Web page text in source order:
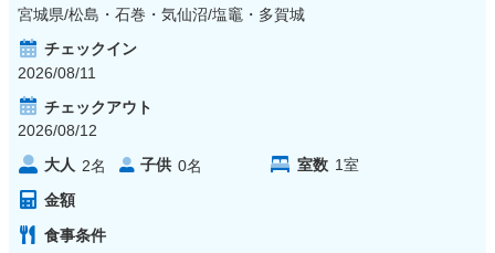
宮城県/松島・石巻・気仙沼/塩竈・多賀城
チェックイン
2026/08/11
チェックアウト
2026/08/12
大人 2名 子供 0名 室数 1室
金額
食事条件